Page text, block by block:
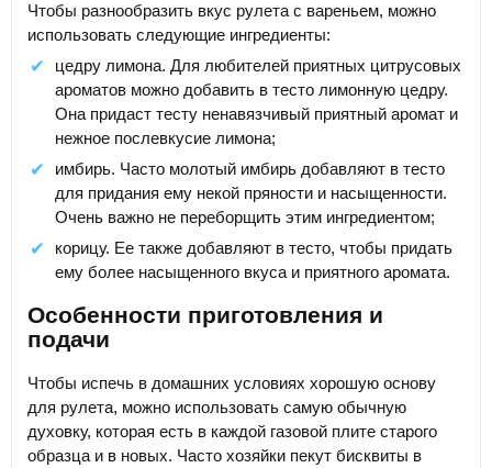
Чтобы разнообразить вкус рулета с вареньем, можно
использовать следующие ингредиенты:
цедру лимона. Для любителей приятных цитрусовых
ароматов можно добавить в тесто лимонную цедру.
Она придаст тесту ненавязчивый приятный аромат и
нежное послевкусие лимона;
имбирь. Часто молотый имбирь добавляют в тесто
для придания ему некой пряности и насыщенности.
Очень важно не переборщить этим ингредиентом;
корицу. Ее также добавляют в тесто, чтобы придать
ему более насыщенного вкуса и приятного аромата.
Особенности приготовления и
подачи
Чтобы испечь в домашних условиях хорошую основу
для рулета, можно использовать самую обычную
духовку, которая есть в каждой газовой плите старого
образца и в новых. Часто хозяйки пекут бисквиты в